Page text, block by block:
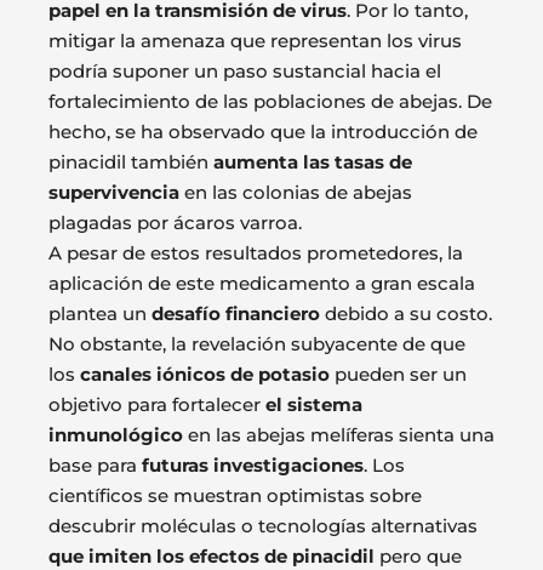
papel en la transmisión de virus. Por lo tanto,
mitigar la amenaza que representan los virus
podría suponer un paso sustancial hacia el
fortalecimiento de las poblaciones de abejas. De
hecho, se ha observado que la introducción de
pinacidil también aumenta las tasas de
supervivencia en las colonias de abejas
plagadas por ácaros varroa.
A pesar de estos resultados prometedores, la
aplicación de este medicamento a gran escala
plantea un desafío financiero debido a su costo.
No obstante, la revelación subyacente de que
los canales iónicos de potasio pueden ser un
objetivo para fortalecer el sistema
inmunológico en las abejas melíferas sienta una
base para futuras investigaciones. Los
científicos se muestran optimistas sobre
descubrir moléculas o tecnologías alternativas
que imiten los efectos de pinacidil pero que